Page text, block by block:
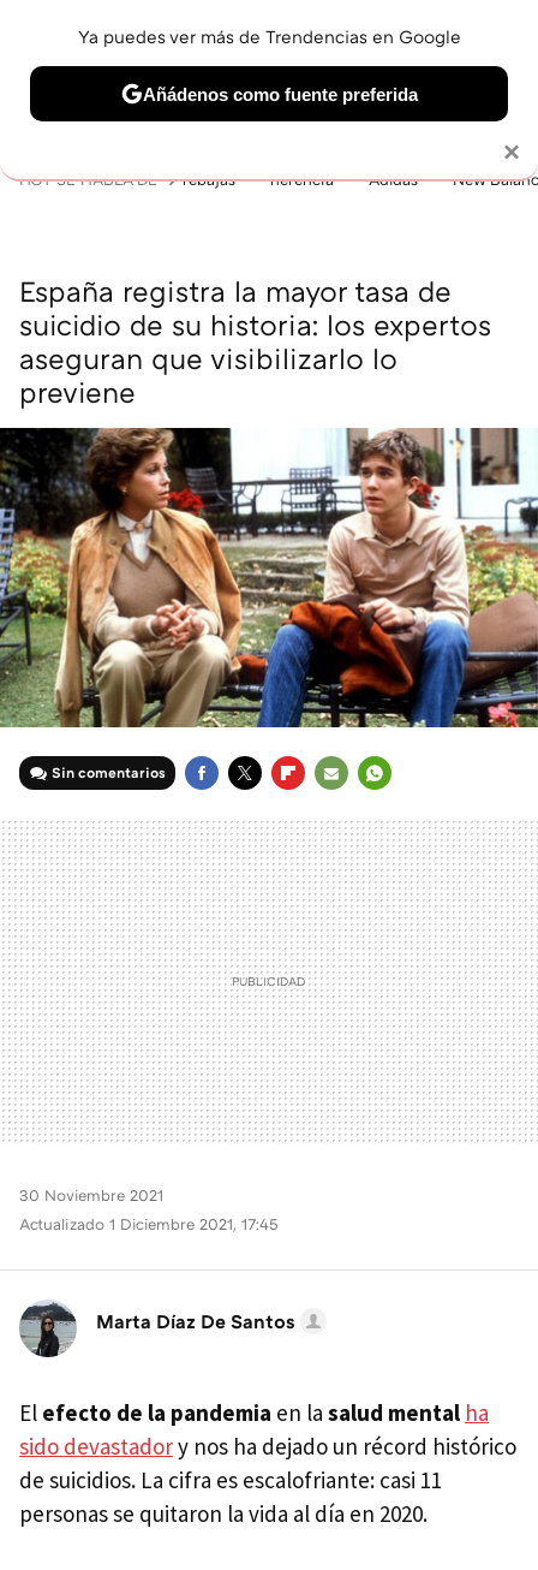
BELLEZA SHOPPING VIAJES GASTRO SNEAKERS
HOY SE HABLA DE rebajas herencia Adidas New
España registra la mayor tasa de
suicidio de su historia: los expertos
aseguran que visibilizarlo lo
previene
Sin comentarios
MAIL
30 Noviembre 2021
Actualizado 1 Diciembre 2021, 17:45
Marta Díaz De Santos
El efecto de la pandemia en la salud mental ha
sido devastadory nos ha dejado un récord histórico
de suicidios. La cifra es escalofriante: casi 11
personas se quitaron la vida al día en 2020.
×
Ya puedes ver más de Trendencias en Google
Añádenos como fuente preferida